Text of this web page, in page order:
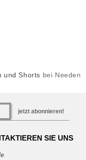
und Shorts bei Needen
jetzt abonnieren!
SIE UNS